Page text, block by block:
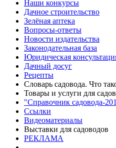
Наши конкурсы
Дачное строительство
Зелёная аптека
Вопросы-ответы
Новости издательства
Законодательная база
Юридическая
Дачный досуг
Рецепты
Словарь садовода. Что
Товары и услуги для
"Справочник садовода-
Ссылки
Видеоматериалы
Выставки для садоводов
РЕКЛАМА